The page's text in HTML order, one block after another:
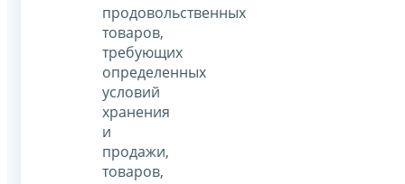
продовольственных
товаров,
требующих
определенных
условий
хранения
и
продажи,
товаров,